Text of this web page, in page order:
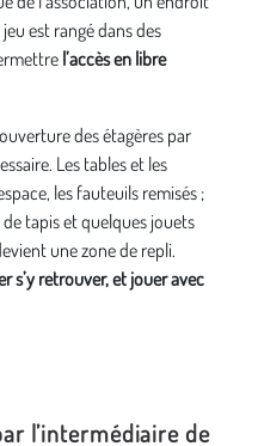
est rangé dans des
l’accès en libre
des étagères par
Les tables et les
les fauteuils remisés ;
tapis et quelques jouets
une zone de repli.
s’y retrouver, et jouer avec
l’intermédiaire de